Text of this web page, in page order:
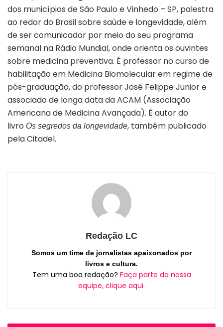
dos municípios de São Paulo e Vinhedo – SP, palestra
ao redor do Brasil sobre saúde e longevidade, além
de ser comunicador por meio do seu programa
semanal na Rádio Mundial, onde orienta os ouvintes
sobre medicina preventiva. É professor no curso de
habilitação em Medicina Biomolecular em regime de
pós-graduação, do professor José Felippe Junior e
associado de longa data da ACAM (Associação
Americana de Medicina Avançada). É autor do
livro Os segredos da longevidade, também publicado
pela Citadel.
Redação LC
Somos um time de jornalistas apaixonados por
livros e cultura.
Tem uma boa redação? Faça parte da nossa
equipe, clique aqui.